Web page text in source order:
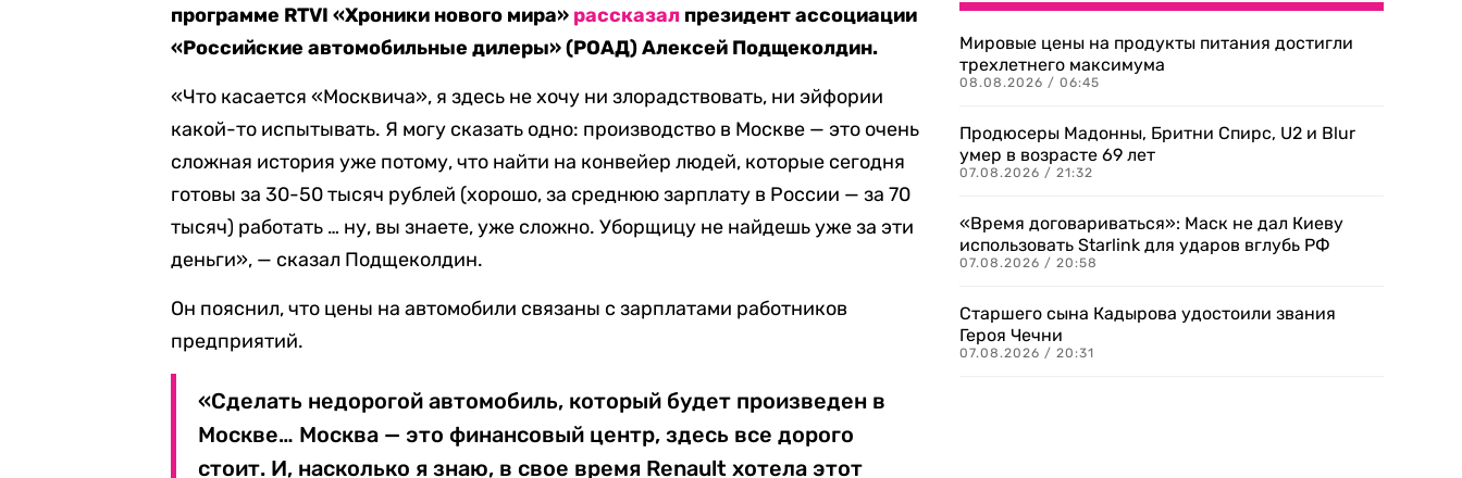
программе RTVI «Хроники нового мира» рассказал президент ассоциации
«Российские автомобильные дилеры» (РОАД) Алексей Подщеколдин.
«Что касается «Москвича», я здесь не хочу ни злорадствовать, ни эйфории
какой-то испытывать. Я могу сказать одно: производство в Москве — это очень
сложная история уже потому, что найти на конвейер людей, которые сегодня
готовы за 30-50 тысяч рублей (хорошо, за среднюю зарплату в России — за 70
тысяч) работать … ну, вы знаете, уже сложно. Уборщицу не найдешь уже за эти
деньги», — сказал Подщеколдин.
Он пояснил, что цены на автомобили связаны с зарплатами работников
предприятий.
«Сделать недорогой автомобиль, который будет произведен в
Москве… Москва — это финансовый центр, здесь все дорого
стоит. И, насколько я знаю, в свое время Renault хотела этот
Мировые цены на продукты питания достигли
трехлетнего максимума
08.08.2026 / 06:45
Продюсеры Мадонны, Бритни Спирс, U2 и Blur
умер в возрасте 69 лет
07.08.2026 / 21:32
«Время договариваться»: Маск не дал Киеву
использовать Starlink для ударов вглубь РФ
07.08.2026 / 20:58
Старшего сына Кадырова удостоили звания
Героя Чечни
07.08.2026 / 20:31